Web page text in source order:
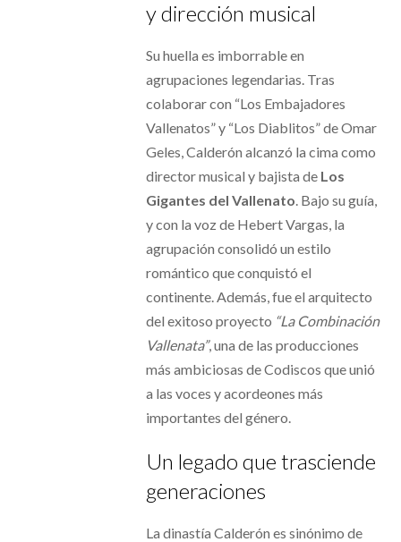
y dirección musical
Su huella es imborrable en
agrupaciones legendarias. Tras
colaborar con “Los Embajadores
Vallenatos” y “Los Diablitos” de Omar
Geles, Calderón alcanzó la cima como
director musical y bajista de Los
Gigantes del Vallenato . Bajo su guía,
y con la voz de Hebert Vargas, la
agrupación consolidó un estilo
romántico que conquistó el
continente. Además, fue el arquitecto
del exitoso proyecto “La Combinación
Vallenata”, una de las producciones
más ambiciosas de Codiscos que unió
a las voces y acordeones más
importantes del género.
Un legado que trasciende
generaciones
La dinastía Calderón es sinónimo de